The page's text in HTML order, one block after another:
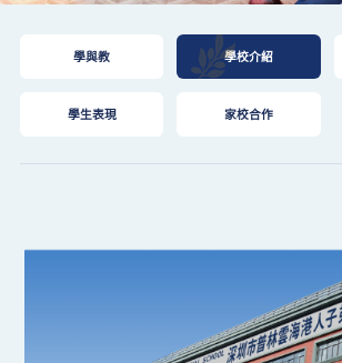
學與教 學校介紹
學生表現 家校合作